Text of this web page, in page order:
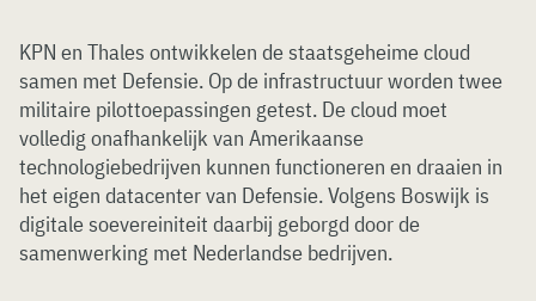
KPN en Thales ontwikkelen de staatsgeheime cloud
samen met Defensie. Op de infrastructuur worden twee
militaire pilottoepassingen getest. De cloud moet
volledig onafhankelijk van Amerikaanse
technologiebedrijven kunnen functioneren en draaien in
het eigen datacenter van Defensie. Volgens Boswijk is
digitale soevereiniteit daarbij geborgd door de
samenwerking met Nederlandse bedrijven.